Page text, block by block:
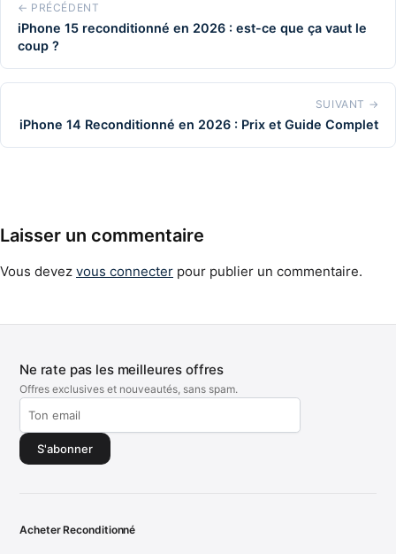
← PRÉCÉDENT
iPhone 15 reconditionné en 2026 : est-ce que ça vaut le
coup ?
SUIVANT →
iPhone 14 Reconditionné en 2026 : Prix et Guide Complet
Laisser un commentaire
Vous devez vous connecter pour publier un commentaire.
Ne rate pas les meilleures offres
Offres exclusives et nouveautés, sans spam.
S'abonner
Acheter Reconditionné